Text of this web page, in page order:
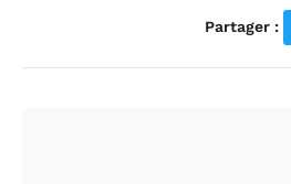
Partager :